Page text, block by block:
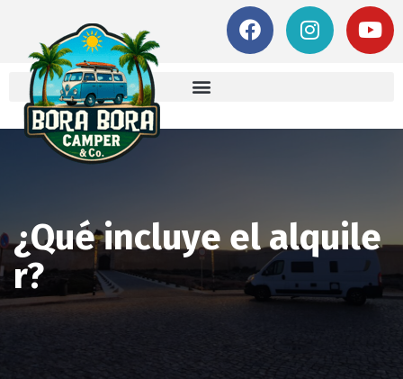
¿Qué incluye el alquile
r?